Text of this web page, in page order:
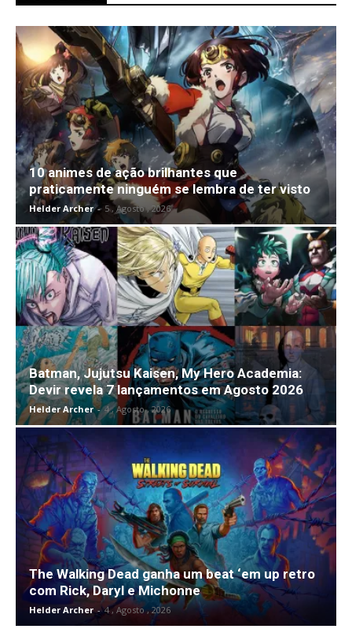
10 animes de ação brilhantes que
praticamente ninguém se lembra de ter visto
Helder Archer - 5 , Agosto , 2026
Batman, Jujutsu Kaisen, My Hero Academia:
Devir revela 7 lançamentos em Agosto 2026
Helder Archer - 4 , Agosto , 2026
The Walking Dead ganha um beat ‘em up retro
com Rick, Daryl e Michonne
Helder Archer - 4 , Agosto , 2026